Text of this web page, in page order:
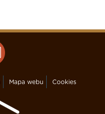
Mapa webu Cookies